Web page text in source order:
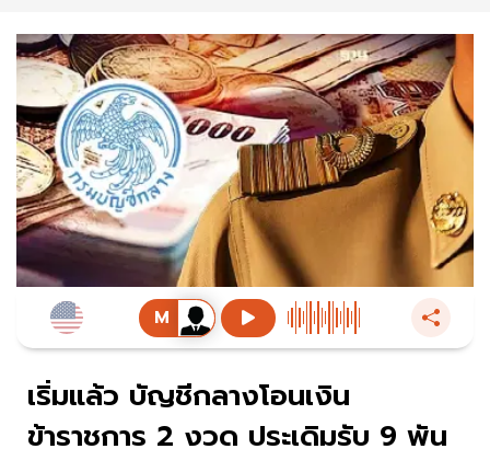
เริ่มแล้ว บัญชีกลางโอนเงิน
ข้าราชการ 2 งวด ประเดิมรับ 9 พัน